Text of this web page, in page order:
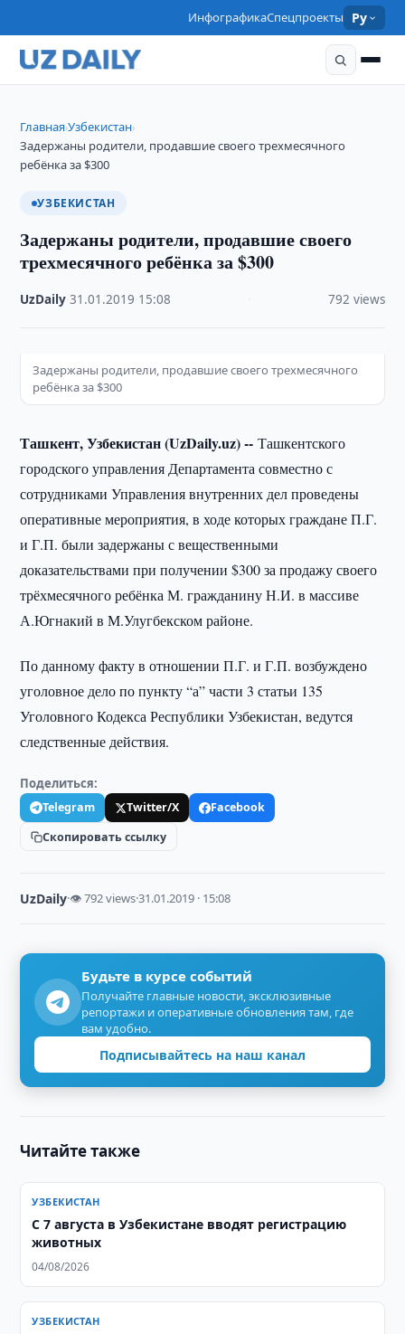
ИнфографикаСпецпроекты Ру
Главная›Узбекистан›
Задержаны родители, продавшие своего трехмесячного
ребёнка за $300
УЗБЕКИСТАН
Задержаны родители, продавшие своего
трехмесячного ребёнка за $300
UzDaily ·31.01.2019 15:08 792 views
Задержаны родители, продавшие своего трехмесячного
ребёнка за $300
Ташкент, Узбекистан (UzDaily.uz) --Ташкентского
городского управления Департамента совместно с
сотрудниками Управления внутренних дел проведены
оперативные мероприятия, в ходе которых граждане П.Г.
и Г.П. были задержаны с вещественными
доказательствами при получении $300 за продажу своего
трёхмесячного ребёнка М. гражданину Н.И. в массиве
А.Югнакий в М.Улугбекском районе.
По данному факту в отношении П.Г. и Г.П. возбуждено
уголовное дело по пункту “а” части 3 статьи 135
Уголовного Кодекса Республики Узбекистан, ведутся
следственные действия.
Поделиться:
Telegram Twitter/X
Facebook
Скопировать ссылку
UzDaily·👁 792 views·31.01.2019 · 15:08
Будьте в курсе событий
Получайте главные новости, эксклюзивные
репортажи и оперативные обновления там, где
вам удобно.
Подписывайтесь на наш канал
Читайте также
УЗБЕКИСТАН
С 7 августа в Узбекистане вводят регистрацию
животных
04/08/2026
УЗБЕКИСТАН